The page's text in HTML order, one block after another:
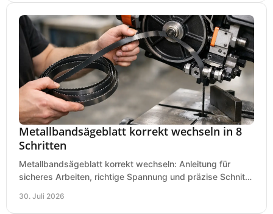
Metallbandsägeblatt korrekt wechseln in 8
Schritten
Metallbandsägeblatt korrekt wechseln: Anleitung für
sicheres Arbeiten, richtige Spannung und präzise Schnitte
30. Juli 2026